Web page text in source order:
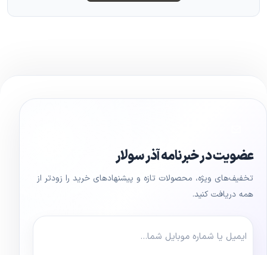
عضویت در خبرنامه آذر سولار
تخفیف‌های ویژه، محصولات تازه و پیشنهادهای خرید را زودتر از
همه دریافت کنید.